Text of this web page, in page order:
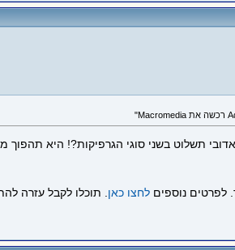
תשלוט בשני סוגי הגרפיקות?! היא תהפוך
לפרטים נוספים לחצו כאן . תוכלו לקבל עזרה